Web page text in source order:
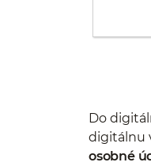
Do
digitálnu
osobné